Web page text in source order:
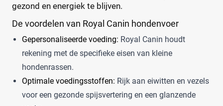
gezond en energiek te blijven.
De voordelen van Royal Canin hondenvoer
Gepersonaliseerde voeding: Royal Canin houdt
rekening met de specifieke eisen van kleine
hondenrassen.
Optimale voedingsstoffen: Rijk aan eiwitten en vezels
voor een gezonde spijsvertering en een glanzende